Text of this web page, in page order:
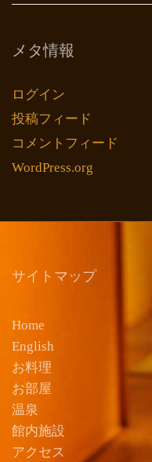
メタ情報
ログイン
投稿フィード
コメントフィード
WordPress.org
サイトマップ
Home
English
お料理
お部屋
温泉
館内施設
アクセス